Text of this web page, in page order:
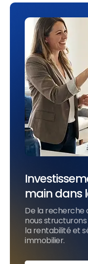
main dans
De la recherche
nous
la rentabilité et
immobilier.